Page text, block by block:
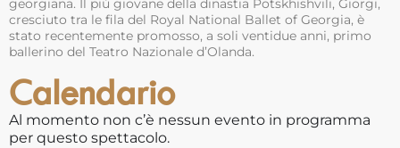
georgiana. Il più giovane della dinastia Potskhishvili, Giorgi,
cresciuto tra le fila del Royal National Ballet of Georgia, è
stato recentemente promosso, a soli ventidue anni, primo
ballerino del Teatro Nazionale d’Olanda.
Calendario
Al momento non c’è nessun evento in programma
per questo spettacolo.